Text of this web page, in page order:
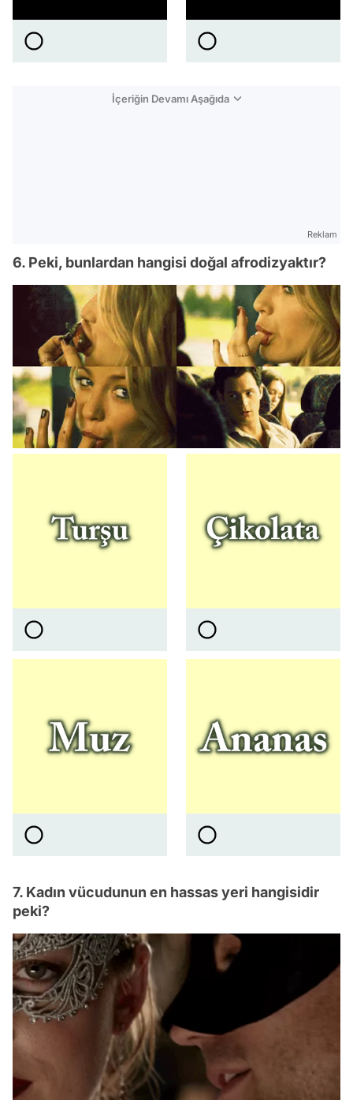
İçeriğin Devamı Aşağıda
Reklam
6. Peki, bunlardan hangisi doğal afrodizyaktır?
7. Kadın vücudunun en hassas yeri hangisidir
peki?